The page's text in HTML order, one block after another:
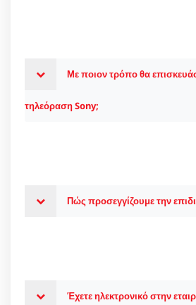
Με ποιον τρόπο θα
τηλεόραση Sony;
Πώς προσεγγίζουμε την
Έχετε ηλεκτρονικό στην